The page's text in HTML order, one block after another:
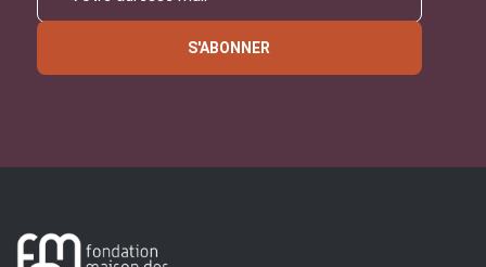
S'ABONNER